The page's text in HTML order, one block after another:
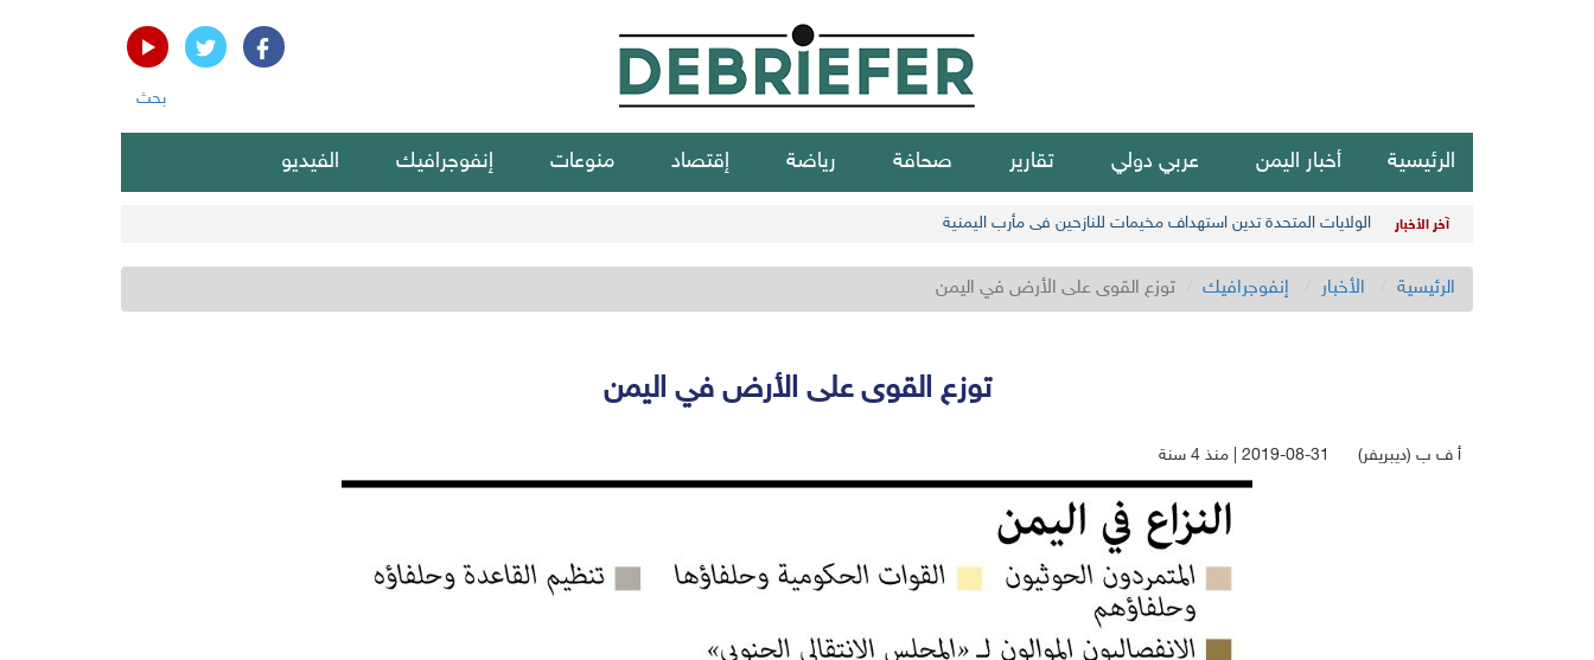
بحث
الرئيسية أخبار اليمن عربي دولي تقارير صحافة رياضة إقتصاد منوعات إنفوجرافيك الفيديو
آخر الأخبار الولايات المتحدة تدين استهداف مخيمات للنازحين في مأرب اليمنية
الرئيسية الأخبار إنفوجرافيك توزع القوى على الأرض في اليمن
توزع القوى على الأرض في اليمن
أ ف ب (ديبريفر) 2019-08-31 | منذ 4 سنة